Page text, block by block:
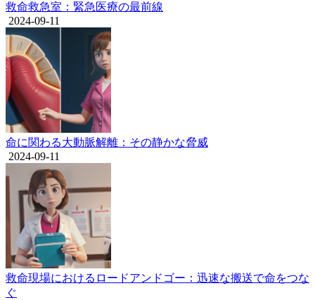
救命救急室：緊急医療の最前線
2024-09-11
命に関わる大動脈解離：その静かな脅威
2024-09-11
救命現場におけるロードアンドゴー：迅速な搬送で命をつな
ぐ